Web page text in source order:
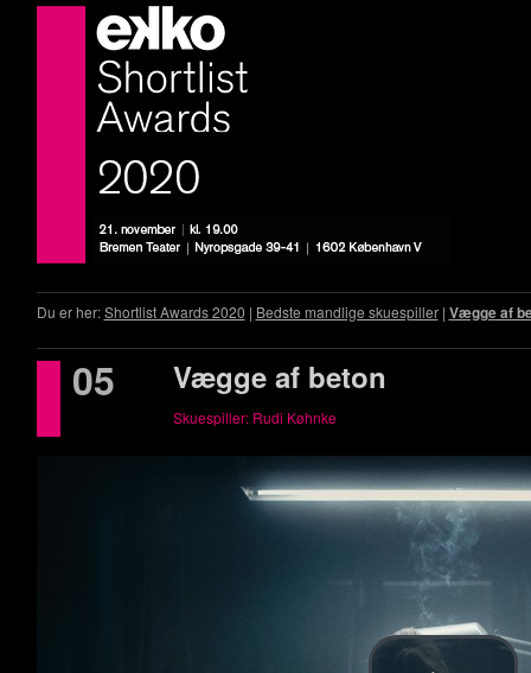
Du er her:Shortlist Awards 2020 | Bedste mandlige skuespiller| Vægge af
05 Vægge af beton
Skuespiller: Rudi Køhnke